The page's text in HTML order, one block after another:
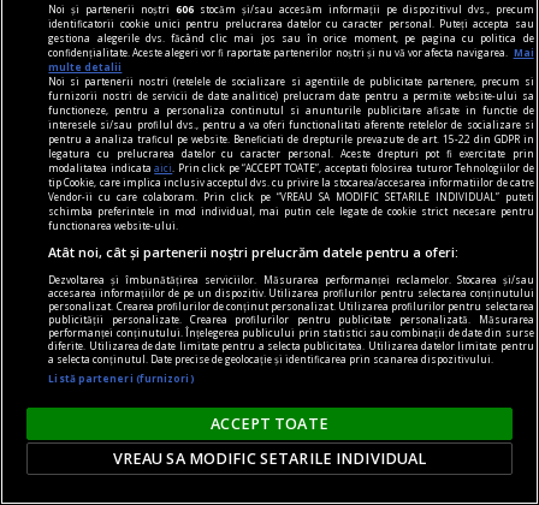
la fața timpului
Privirea ca formă de gîndire în arta lui Marin
Gherasim
Preocupările teoretice ale pictorului se
manifestă de timpuriu.
Noi și partenerii noștri606 stocăm și/sau accesăm informații pe dispozitivul dvs., precum
identificatorii cookie unici pentru prelucrarea datelor cu caracter personal. Puteți accepta sau
gestiona alegerile dvs. făcând clic mai jos sau în orice moment, pe pagina cu politica de
confidențialitate. Aceste alegeri vor fi raportate partenerilor noștri și nu vă vor afecta navigarea.
Mai
multe detalii
Noi si partenerii nostri (retelele de socializare si agentiile de publicitate partenere, precum si
furnizorii nostri de servicii de date analitice) prelucram date pentru a permite website-ului sa
functioneze, pentru a personaliza continutul si anunturile publicitare afisate in functie de
interesele si/sau profilul dvs., pentru a va oferi functionalitati aferente retelelor de socializare si
pentru a analiza traficul pe website. Beneficiati de drepturile prevazute de art. 15-22 din GDPR in
legatura cu prelucrarea datelor cu caracter personal. Aceste drepturi pot fi exercitate prin
modalitatea indicataaici
. Prin click pe “ACCEPT TOATE”, acceptati folosirea tuturor Tehnologiilor de
tip Cookie, care implica inclusiv acceptul dvs. cu privire la stocarea/accesarea informatiilor de catre
Vendor-ii cu care colaboram. Prin click pe “VREAU SA MODIFIC SETARILE INDIVIDUAL” puteti
schimba preferintele in mod individual, mai putin cele legate de cookie strict necesare pentru
functionarea website-ului.
Atât noi, cât și partenerii noștri prelucrăm datele pentru a oferi:
Dezvoltarea și îmbunătățirea serviciilor. Măsurarea performanței reclamelor. Stocarea și/sau
accesarea informațiilor de pe un dispozitiv. Utilizarea profilurilor pentru selectarea conținutului
personalizat. Crearea profilurilor de conținut personalizat. Utilizarea profilurilor pentru selectarea
publicității personalizate. Crearea profilurilor pentru publicitate personalizată. Măsurarea
performanței conținutului. Înțelegerea publicului prin statistici sau combinații de date din surse
diferite. Utilizarea de date limitate pentru a selecta publicitatea. Utilizarea datelor limitate pentru
a selecta conținutul. Date precise de geolocație și identificarea prin scanarea dispozitivului.
Listă parteneri (furnizori)
ACCEPT TOATE
VREAU SA MODIFIC SETARILE INDIVIDUAL